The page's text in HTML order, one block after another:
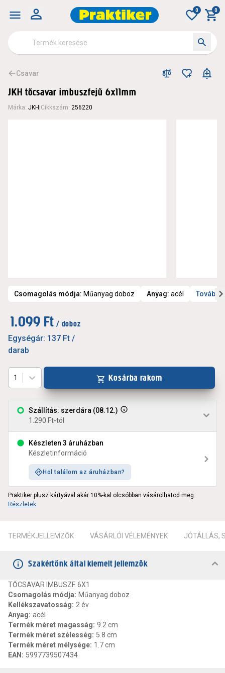
0 0
Csavar
JKH tőcsavar imbuszfejű 6x11mm
Márka: JKH Cikkszám: 256220
Csomagolás módja: Műanyag doboz Anyag: acél További
1.099 Ft / doboz
Egységár: 137 Ft /
darab
Szállítás: szerdára (08.12.)
1.290 Ft-tól
Készleten 3 áruházban
Készletinformáció
Hol találom az áruházban?
1 Kosárba rakom
Praktiker plusz kártyával akár 10%-kal olcsóbban vásárolhatod meg.
Részletek
TERMÉKJELLEMZŐK VÁSÁRLÓI VÉLEMÉNYEK JÓTÁLLÁS,
Szakértőnk által kiemelt jellemzők
TŐCSAVAR IMBUSZF. 6X1
Csomagolás módja: Műanyag doboz
Kellékszavatosság: 2 év
Anyag: acél
Termék méret magasság: 9.2 cm
Termék méret szélesség: 5.8 cm
Termék méret mélysége: 1.7 cm
EAN : 5997739507434